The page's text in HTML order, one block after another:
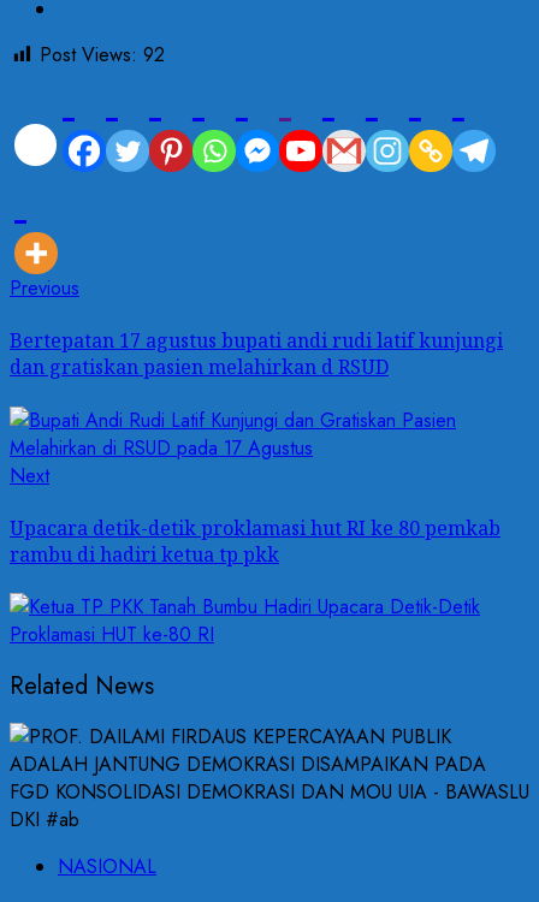
Post Views: 92
Post
navigation
Previous
Bertepatan 17 agustus bupati andi rudi latif kunjungi
dan gratiskan pasien melahirkan d RSUD
NextNext
Upacara detik-detik proklamasi hut RI ke 80 pemkab
rambu di hadiri ketua tp pkk
Related News
NASIONAL